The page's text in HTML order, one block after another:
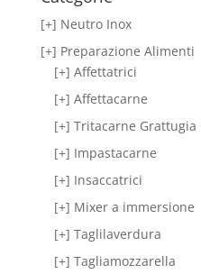
[+] Neutro Inox
[+] Preparazione Alimenti
[+] Affettatrici
[+] Affettacarne
[+] Tritacarne Grattugia
[+] Impastacarne
[+] Insaccatrici
[+] Mixer a immersione
[+] Taglilaverdura
[+] Tagliamozzarella